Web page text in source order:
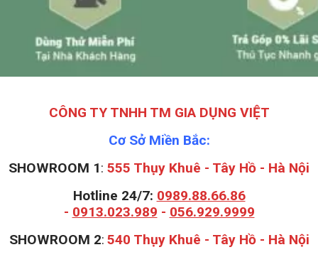
CÔNG TY TNHH TM GIA DỤNG VIỆT
Cơ Sở Miền Bắc:
SHOWROOM 1: 555 Thụy Khuê - Tây Hồ - Hà Nội
Hotline 24/7: 0989.88.66.86
- 0913.023.989 - 056.929.9999
SHOWROOM 2: 540 Thụy Khuê - Tây Hồ - Hà Nội